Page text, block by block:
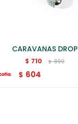
CARAVANAS DROP
$ 710 $ 890
$ 604